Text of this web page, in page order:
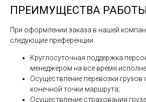
ПРЕИМУЩЕСТВА
При оформлении заказа в нашей
следующие преференции
Круглосуточная поддержка
менеджером на все время
Осуществление перевозки грузов
конечной точки маршрута;
Осуществление страхования